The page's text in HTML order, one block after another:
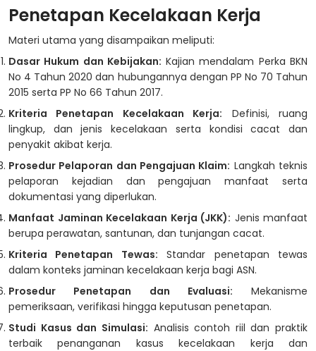
Penetapan Kecelakaan Kerja
Materi utama yang disampaikan meliputi:
Dasar Hukum dan Kebijakan: Kajian mendalam Perka BKN
No 4 Tahun 2020 dan hubungannya dengan PP No 70 Tahun
2015 serta PP No 66 Tahun 2017.
Kriteria Penetapan Kecelakaan Kerja:
Definisi, ruang
lingkup, dan jenis kecelakaan serta kondisi cacat dan
penyakit akibat kerja.
Prosedur Pelaporan dan Pengajuan Klaim: Langkah teknis
pelaporan kejadian dan pengajuan manfaat serta
dokumentasi yang diperlukan.
Manfaat Jaminan Kecelakaan Kerja (JKK): Jenis manfaat
berupa perawatan, santunan, dan tunjangan cacat.
Kriteria Penetapan Tewas:
Standar penetapan tewas
dalam konteks jaminan kecelakaan kerja bagi ASN.
Prosedur Penetapan dan Evaluasi:
Mekanisme
pemeriksaan, verifikasi hingga keputusan penetapan.
Studi Kasus dan Simulasi: Analisis contoh riil dan praktik
terbaik penanganan kasus kecelakaan kerja dan